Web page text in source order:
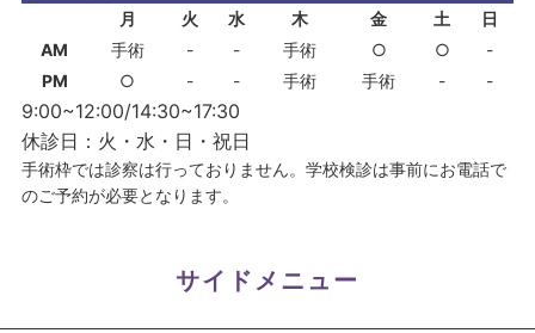
月 火 水 木 金 土
日
AM
手術 - - 手術 ○ ○
-
PM
○ - - 手術 手術 - -
9:00~12:00/14:30~17:30
休診日：火・水・日・祝日
手術枠では診察は行っておりません。学校検診は事前にお電話で
のご予約が必要となります。
サイドメニュー